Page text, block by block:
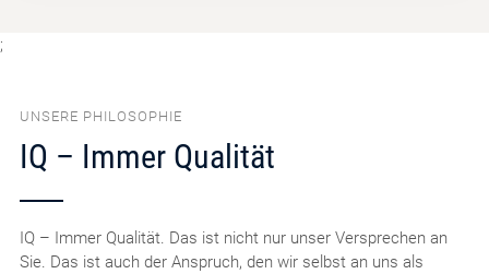
;
UNSERE PHILOSOPHIE
IQ – Immer Qualität
IQ – Immer Qualität. Das ist nicht nur unser Versprechen an
Sie. Das ist auch der Anspruch, den wir selbst an uns als